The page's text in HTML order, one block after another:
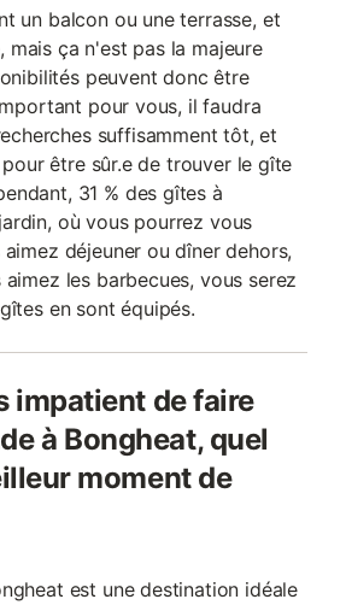
un balcon ou une terrasse, et
mais ça n'est pas la majeure
peuvent donc être
pour vous, il faudra
suffisamment tôt, et
être sûr.e de trouver le gîte
31 % des gîtes à
où vous pourrez vous
aimez déjeuner ou dîner dehors,
les barbecues, vous serez
en sont équipés.
impatient de faire
à Bongheat, quel
moment de
est une destination idéale